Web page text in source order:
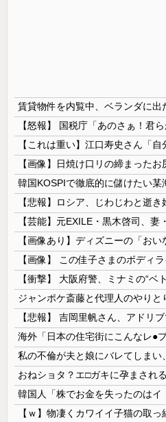
【画像】日焼け口リの締まった
【悲報】ロシア、じわじわと逝き
おねショタ？エ□ガキに孕まされ
【ｗ】物凄くカワイイ子猫の取っ